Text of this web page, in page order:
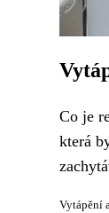
Co je
která
Vytápění